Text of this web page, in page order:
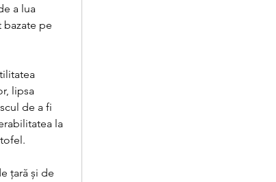
a lua
pe
lipsa
de a fi
la
țară și de